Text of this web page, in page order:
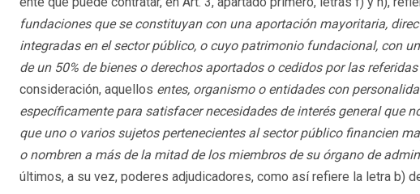
fundaciones que se constituyan con una aportación mayoritaria,
integradas en el sector público, o cuyo patrimonio fundacional, con
de un 50% de bienes o derechos aportados o cedidos por las
consideración, aquellos entes, organismo o entidades con
específicamente para satisfacer necesidades de interés general que
que uno o varios sujetos pertenecientes al sector público financien
o nombren a más de la mitad de los miembros de su órgano de
últimos, a su vez, poderes adjudicadores, como así refiere la letra b)